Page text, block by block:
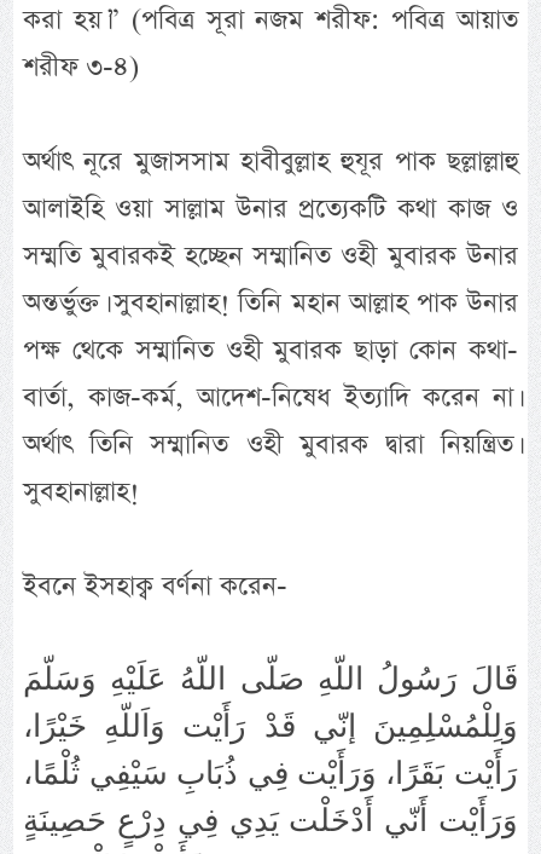
করা হয়।” (পবিত্র সূরা নজম শরীফ: পবিত্র আয়াত
শরীফ ৩-৪)
অর্থাৎ নূরে মুজাসসাম হাবীবুল্লাহ হুযূর পাক ছল্লাল্লাহু
আলাইহি ওয়া সাল্লাম উনার প্রত্যেকটি কথা কাজ ও
সম্মতি মুবারকই হচ্ছেন সম্মানিত ওহী মুবারক উনার
অন্তর্ভুক্ত। সুবহানাল্লাহ! তিনি মহান আল্লাহ পাক উনার
পক্ষ থেকে সম্মানিত ওহী মুবারক ছাড়া কোন কথা-
বার্তা, কাজ-কর্ম, আদেশ-নিষেধ ইত্যাদি করেন না।
অর্থাৎ তিনি সম্মানিত ওহী মুবারক দ্বারা নিয়ন্ত্রিত।
সুবহানাল্লাহ!
ইবনে ইসহাক্ব বর্ণনা করেন-
قَالَ رَسُولُ اللّهِ صَلّى اللّهُ عَلَيْهِ وَسَلّمَ
وَلِلْمُسْلِمِينَ إنّي قَدْ رَأَيْت وَاَللّهِ خَيْرًا،
رَأَيْت بَقَرًا، وَرَأَيْت فِي ذُبَابِ سَيْفِي ثُلْمًا،
وَرَأَيْت أَنّي أَدْخَلْت يَدِي فِي دِرْعٍ حَصِينَةٍ